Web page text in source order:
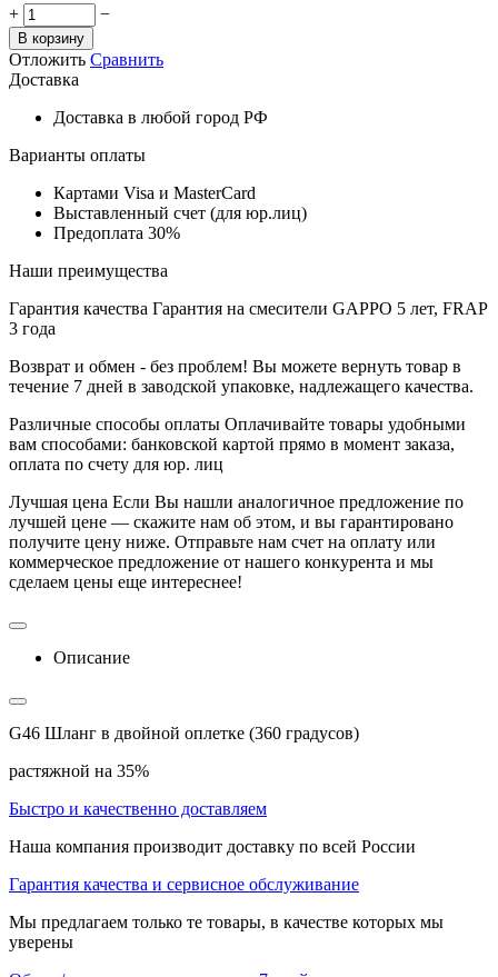
+ −
В корзину
Отложить Сравнить
Доставка
Доставка в любой город РФ
Варианты оплаты
Картами Visa и MasterCard
Выставленный счет (для юр.лиц)
Предоплата 30%
Наши преимущества
Гарантия качества Гарантия на смесители GAPPO 5 лет, FRAP
3 года
Возврат и обмен - без проблем! Вы можете вернуть товар в
течение 7 дней в заводской упаковке, надлежащего качества.
Различные способы оплаты Оплачивайте товары удобными
вам способами: банковской картой прямо в момент заказа,
оплата по счету для юр. лиц
Лучшая цена Если Вы нашли аналогичное предложение по
лучшей цене — скажите нам об этом, и вы гарантировано
получите цену ниже. Отправьте нам счет на оплату или
коммерческое предложение от нашего конкурента и мы
сделаем цены еще интереснее!
Описание
G46 Шланг в двойной оплетке (360 градусов)
растяжной на 35%
Быстро и качественно доставляем
Наша компания производит доставку по всей России
Гарантия качества и сервисное обслуживание
Мы предлагаем только те товары, в качестве которых мы
уверены